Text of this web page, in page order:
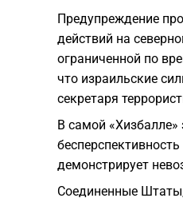
Предупреждение
действий на
ограниченной по
что израильские
секретаря
В самой
демонстрирует
Соединенные